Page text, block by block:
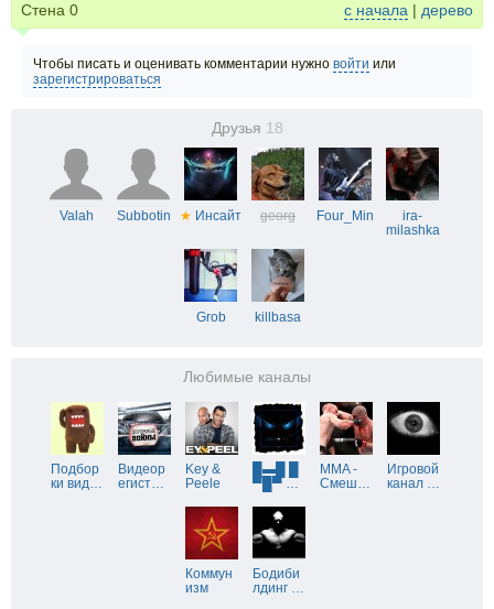
Стена 0 с начала | дерево
Чтобы писать и оценивать комментарии нужно войти или
зарегистрироваться
Друзья 18
Valah Subbotin ★ Инсайт georg Four_Min
ira-
milashka
Grob killbasa
Любимые каналы
Подбор
ки вид…
Видеор
егист…
Key &
Peele
█▬█ █
▀█▀ …
MMA -
Смеш…
Игровой
канал …
Коммун
изм
Бодиби
лдинг …